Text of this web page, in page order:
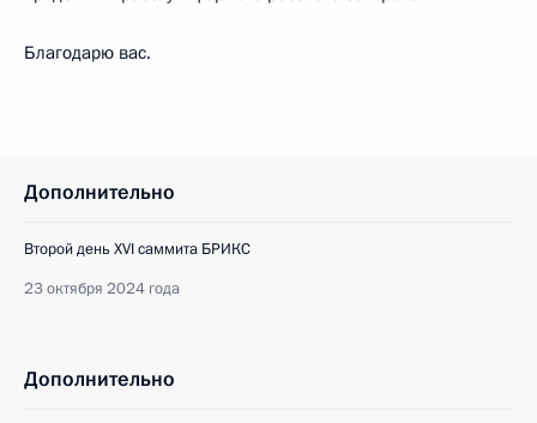
Благодарю вас.
Дополнительно
Второй день XVI саммита БРИКС
23 октября 2024 года
Дополнительно